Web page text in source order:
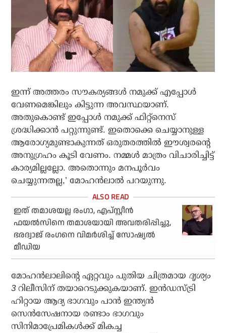
ഇന്ന് അത്തരം സൗകര്യങ്ങള്‍ നമുക്ക് എപ്പോള്‍
വേണമെങ്കിലും കിട്ടുന്ന അവസ്ഥയാണ്.
അതുകൊണ്ട് ഇപ്പോള്‍ നമുക്ക് ഫിറ്റ്‌നെസ്
ശ്രദ്ധിക്കാന്‍ പറ്റുന്നുണ്ട്. ഇതൊക്കെ ചെയ്യാനുള്ള
ആരോഗ്യമുണ്ടാകുന്നത് ഒരുതരത്തില്‍ ഈശ്വരന്റെ
അനുഗ്രഹം കൂടി വേണം. നമ്മള്‍ മാത്രം വിചാരിച്ചിട്ട്
കാര്യമില്ലല്ലോ. അതൊന്നും മനപൂര്‍വം
ചെയ്യുന്നതല്ല,’ മോഹന്‍ലാല്‍ പറയുന്നു.
ഇത് തമാശയല്ല രംഗാ, എപ്സ്റ്റീന്‍
ഫയല്‍സിനെ തമാശയായി അവതരിപ്പിച്ചു,
ഭരദ്വാജ് രംഗനെ വിമര്‍ശിച്ച് സോഷ്യല്‍
മീഡിയ
മോഹന്‍ലാലിന്റെ ഏറ്റവും പുതിയ ചിത്രമായ ദൃശ്യം
3റിലീസിന് തയാറെടുക്കുകയാണ്. ഇന്‍ഡസ്ട്രി
ഹിറ്റായ ആദ്യ ഭാഗവും പാന്‍ ഇന്ത്യന്‍
സെന്‍സേഷനായ രണ്ടാം ഭാഗവും
സിനിമാപ്രേമികള്‍ക്ക് മികച്ച